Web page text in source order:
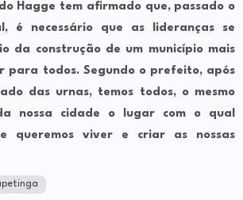
Hagge tem afirmado que, passado o
é necessário que as lideranças se
da construção de um município mais
para todos. Segundo o prefeito, após
das urnas, temos todos, o mesmo
nossa cidade o lugar com o qual
queremos viver e criar as nossas